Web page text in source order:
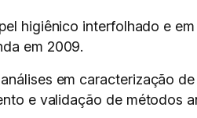
higiênico interfolhado e
em 2009.
em caracterização
e validação de métodos